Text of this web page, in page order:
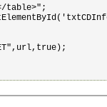
table>";